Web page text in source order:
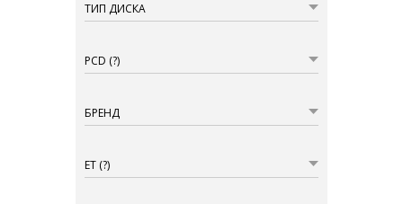
ТИП ДИСКА
PCD (?)
БРЕНД
ET (?)